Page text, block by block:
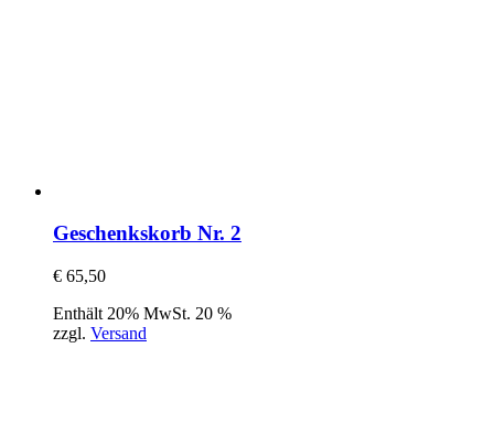
Geschenkskorb Nr. 2
€ 65,50
Enthält 20% MwSt. 20 %
zzgl. Versand